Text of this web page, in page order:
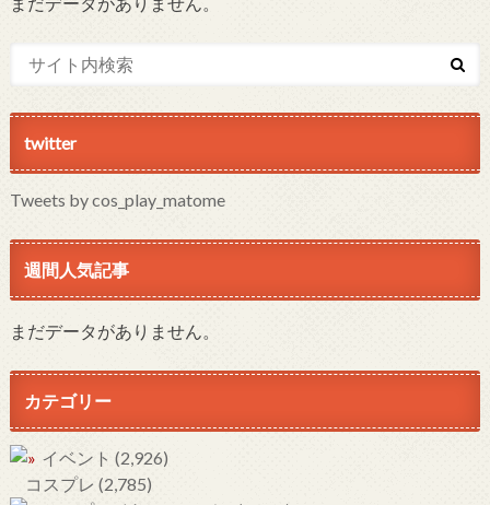
twitter
Tweets by cos_play_matome
週間人気記事
まだデータがありません。
カテゴリー
イベント (2,926)
コスプレ (2,785)